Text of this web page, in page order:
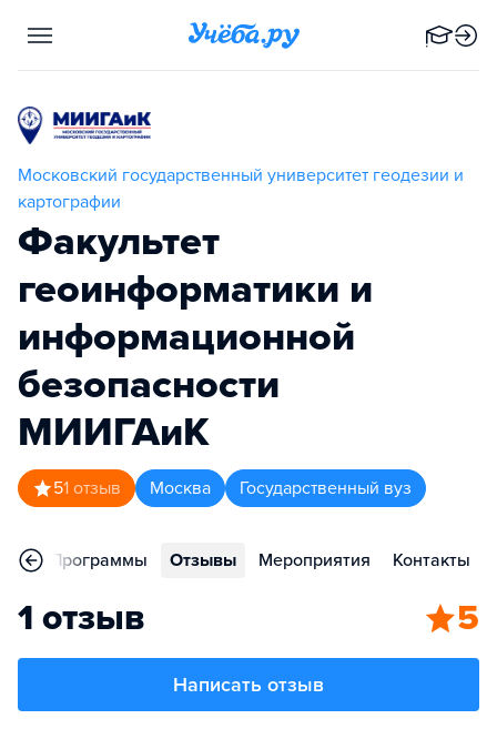
Московский государственный университет геодезии и
картографии
Факультет
геоинформатики и
информационной
безопасности
МИИГАиК
51 отзыв Москва Государственный вуз
Программы Отзывы Мероприятия Контакты
1 отзыв 5
Написать отзыв